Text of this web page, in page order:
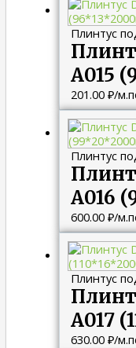
Плинтус
A015
201.00 ₽/
Плинтус
A016
600.00 ₽/
Плинтус
A017
630.00 ₽/